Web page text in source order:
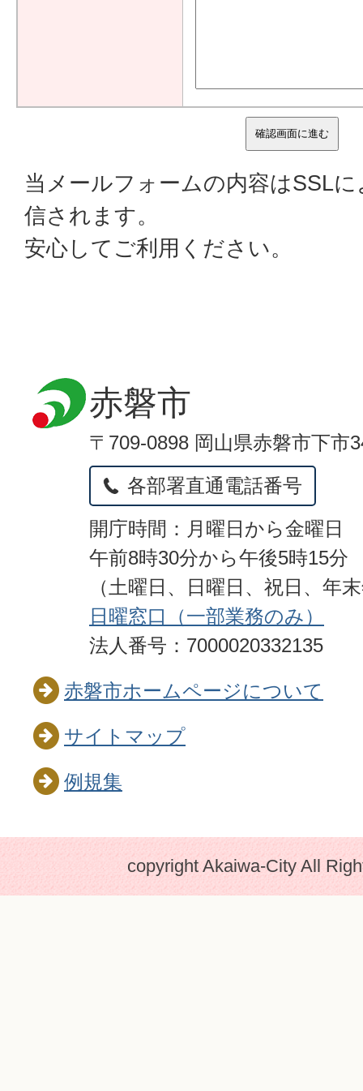
当メールフォームの内容はSSL
信されます。
安心してご利用ください。
赤磐市
〒709-0898 岡山県赤磐市下市
各部署直通電話番号
開庁時間：月曜日から金曜日
午前8時30分から午後5時15分
（土曜日、日曜日、祝日、年
日曜窓口（一部業務のみ）
法人番号：7000020332135
赤磐市ホームページについて
サイトマップ
例規集
copyright Akaiwa-City All